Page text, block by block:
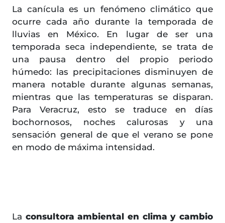
La canícula es un fenómeno climático que
ocurre cada año durante la temporada de
lluvias en México. En lugar de ser una
temporada seca independiente, se trata de
una pausa dentro del propio periodo
húmedo: las precipitaciones disminuyen de
manera notable durante algunas semanas,
mientras que las temperaturas se disparan.
Para Veracruz, esto se traduce en días
bochornosos, noches calurosas y una
sensación general de que el verano se pone
en modo de máxima intensidad.
La consultora ambiental en clima y cambio